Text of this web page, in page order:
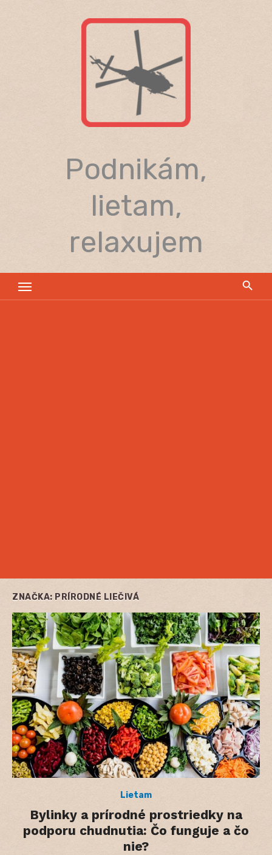
Podnikám,
lietam,
relaxujem
ZNAČKA: PRÍRODNÉ LIEČIVÁ
Lietam
Bylinky a prírodné prostriedky na
podporu chudnutia: Čo funguje a čo
nie?